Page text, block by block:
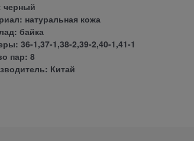
черный
натуральная кожа
байка
36-1,37-1,38-2,39-2,40-1,41-1
пар: 8
Китай